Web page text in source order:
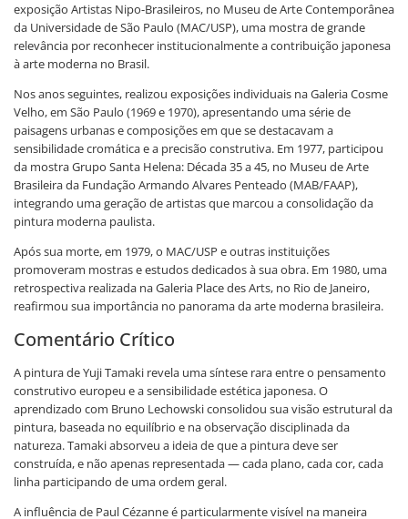
exposição Artistas Nipo-Brasileiros, no Museu de Arte Contemporânea
da Universidade de São Paulo (MAC/USP), uma mostra de grande
relevância por reconhecer institucionalmente a contribuição japonesa
à arte moderna no Brasil.
Nos anos seguintes, realizou exposições individuais na Galeria Cosme
Velho, em São Paulo (1969 e 1970), apresentando uma série de
paisagens urbanas e composições em que se destacavam a
sensibilidade cromática e a precisão construtiva. Em 1977, participou
da mostra Grupo Santa Helena: Década 35 a 45, no Museu de Arte
Brasileira da Fundação Armando Alvares Penteado (MAB/FAAP),
integrando uma geração de artistas que marcou a consolidação da
pintura moderna paulista.
Após sua morte, em 1979, o MAC/USP e outras instituições
promoveram mostras e estudos dedicados à sua obra. Em 1980, uma
retrospectiva realizada na Galeria Place des Arts, no Rio de Janeiro,
reafirmou sua importância no panorama da arte moderna brasileira.
Comentário Crítico
A pintura de Yuji Tamaki revela uma síntese rara entre o pensamento
construtivo europeu e a sensibilidade estética japonesa. O
aprendizado com Bruno Lechowski consolidou sua visão estrutural da
pintura, baseada no equilíbrio e na observação disciplinada da
natureza. Tamaki absorveu a ideia de que a pintura deve ser
construída, e não apenas representada — cada plano, cada cor, cada
linha participando de uma ordem geral.
A influência de Paul Cézanne é particularmente visível na maneira